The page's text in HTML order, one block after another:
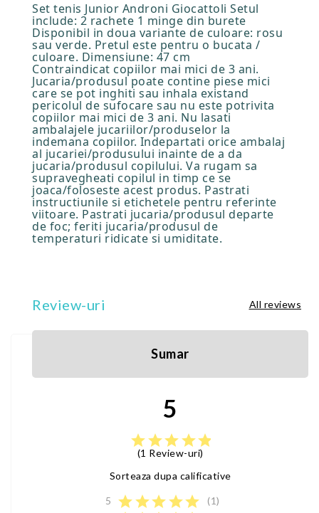
Set tenis Junior Androni Giocattoli Setul
include: 2 rachete 1 minge din burete
Disponibil in doua variante de culoare: rosu
sau verde. Pretul este pentru o bucata /
culoare. Dimensiune: 47 cm
Contraindicat copiilor mai mici de 3 ani.
Jucaria/produsul poate contine piese mici
care se pot inghiti sau inhala existand
pericolul de sufocare sau nu este potrivita
copiilor mai mici de 3 ani. Nu lasati
ambalajele jucariilor/produselor la
indemana copiilor. Indepartati orice ambalaj
al jucariei/produsului inainte de a da
jucaria/produsul copilului. Va rugam sa
supravegheati copilul in timp ce se
joaca/foloseste acest produs. Pastrati
instructiunile si etichetele pentru referinte
viitoare. Pastrati jucaria/produsul departe
de foc; feriti jucaria/produsul de
temperaturi ridicate si umiditate.
Review-uri All reviews
Sumar
5
starstarstarstarstar
(1 Review-uri)
Sorteaza dupa calificative
5 starstarstarstarstar
(1)